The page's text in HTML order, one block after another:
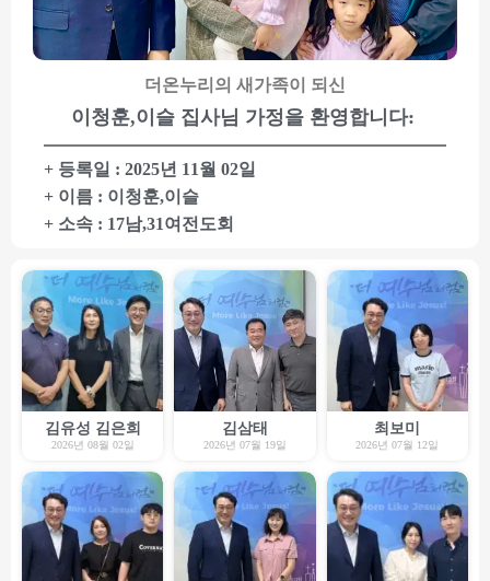
더온누리의 새가족이 되신
이청훈,이슬 집사님 가정을 환영합니다:
+ 등록일 : 2025년 11월 02일
+ 이름 : 이청훈,이슬
+ 소속 : 17남,31여전도회
김유성 김은희
2026년 08월 02일
김삼태
2026년 07월 19일
최보미
2026년 07월 12일